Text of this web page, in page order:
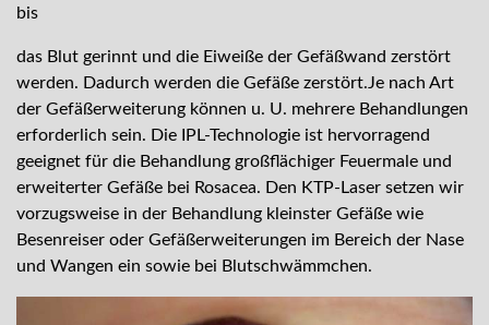
bis
das Blut gerinnt und die Eiweiße der Gefäßwand zerstört
werden. Dadurch werden die Gefäße zerstört.Je nach Art
der Gefäßerweiterung können u. U. mehrere Behandlungen
erforderlich sein. Die IPL-Technologie ist hervorragend
geeignet für die Behandlung großflächiger Feuermale und
erweiterter Gefäße bei Rosacea. Den KTP-Laser setzen wir
vorzugsweise in der Behandlung kleinster Gefäße wie
Besenreiser oder Gefäßerweiterungen im Bereich der Nase
und Wangen ein sowie bei Blutschwämmchen.